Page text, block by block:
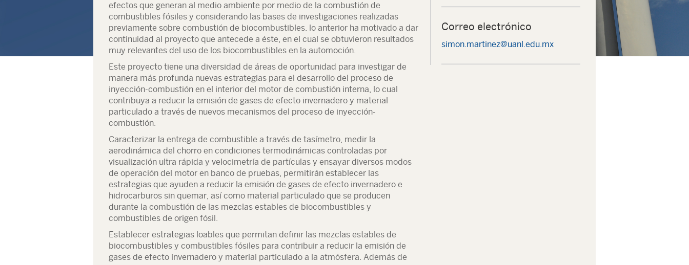
efectos que generan al medio ambiente por medio de la combustión de
combustibles fósiles y considerando las bases de investigaciones realizadas
previamente sobre combustión de biocombustibles. lo anterior ha motivado a dar
continuidad al proyecto que antecede a éste, en el cual se obtuvieron resultados
muy relevantes del uso de los biocombustibles en la automoción.
Este proyecto tiene una diversidad de áreas de oportunidad para investigar de
manera más profunda nuevas estrategias para el desarrollo del proceso de
inyección-combustión en el interior del motor de combustión interna, lo cual
contribuya a reducir la emisión de gases de efecto invernadero y material
particulado a través de nuevos mecanismos del proceso de inyección-
combustión.
Caracterizar la entrega de combustible a través de tasímetro, medir la
aerodinámica del chorro en condiciones termodinámicas controladas por
visualización ultra rápida y velocimetría de partículas y ensayar diversos modos
de operación del motor en banco de pruebas, permitirán establecer las
estrategias que ayuden a reducir la emisión de gases de efecto invernadero e
hidrocarburos sin quemar, así como material particulado que se producen
durante la combustión de las mezclas estables de biocombustibles y
combustibles de origen fósil.
Establecer estrategias loables que permitan definir las mezclas estables de
biocombustibles y combustibles fósiles para contribuir a reducir la emisión de
gases de efecto invernadero y material particulado a la atmósfera. Además de
Correo electrónico
simon.martinez@uanl.edu.mx